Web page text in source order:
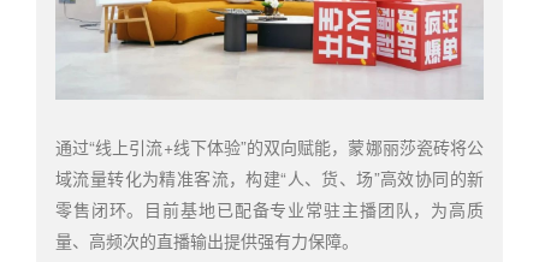
通过“线上引流+线下体验”的双向赋能，蒙娜丽莎瓷砖将公
域流量转化为精准客流，构建“人、货、场”高效协同的新
零售闭环。目前基地已配备专业常驻主播团队，为高质
量、高频次的直播输出提供强有力保障。